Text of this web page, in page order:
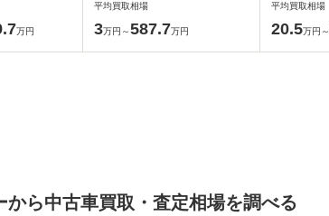
万円
平均買取相場
3万円～587.7万円
平均買取相場
20.5万円～
から中古車買取・査定相場を調べる